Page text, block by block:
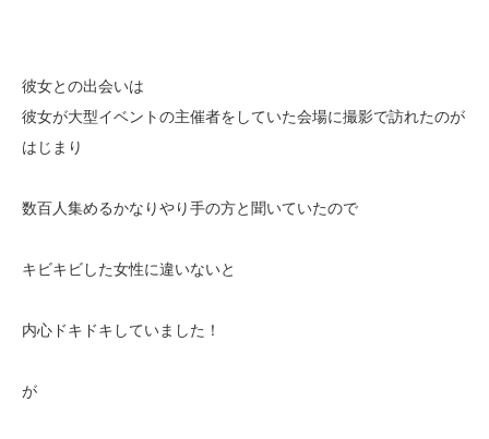
彼女との出会いは
彼女が大型イベントの主催者をしていた会場に撮影で訪れたのが
はじまり
数百人集めるかなりやり手の方と聞いていたので
キビキビした女性に違いないと
内心ドキドキしていました！
が